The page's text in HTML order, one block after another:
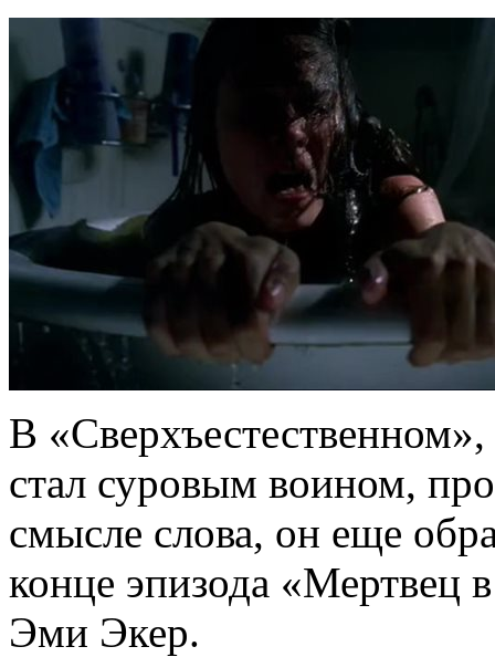
В
стал суровым воином,
смысле слова, он еще
конце эпизода «Мертвец
Эми Экер.